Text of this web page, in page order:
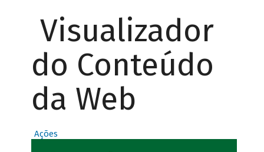
Visualizador
do Conteúdo
da Web
Ações